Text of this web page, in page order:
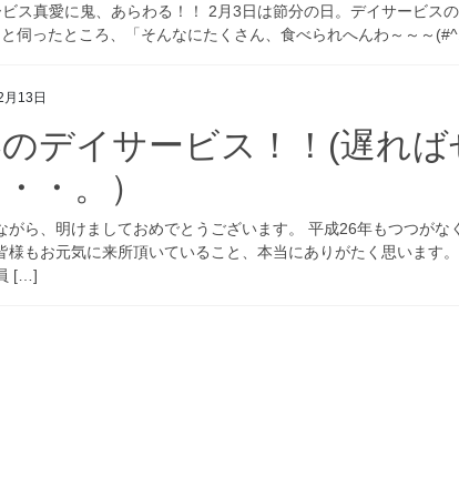
ス真愛に鬼、あらわる！！ 2月3日は節分の日。デイサービス
と伺ったところ、「そんなにたくさん、食べられへんわ～～～
13日
デイサービス！！(遅れ
・。）
がら、明けましておめでとうございます。 平成26年もつつが
様もお元気に来所頂いていること、本当にありがたく思います
[…]